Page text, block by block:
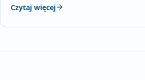
Czytaj więcej